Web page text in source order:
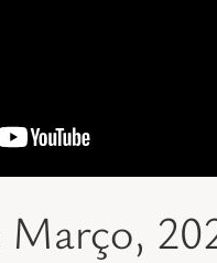
Março,